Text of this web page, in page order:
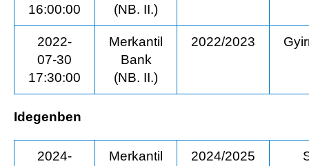
16:00:00
(NB. II.)
2022-
07-30
17:30:00
Merkantil
Bank
(NB. II.)
2022/2023
Idegenben
2024-
Merkantil
2024/2025